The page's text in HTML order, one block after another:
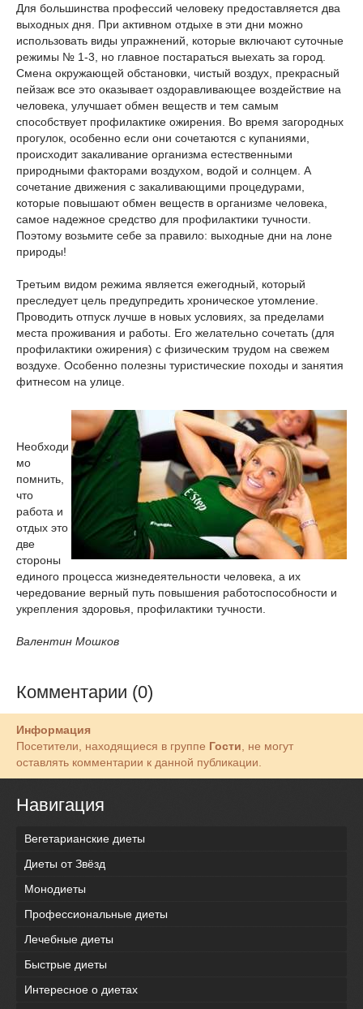
Для большинства профессий человеку предоставляется два
выходных дня. При активном отдыхе в эти дни можно
использовать виды упражнений, которые включают суточные
режимы № 1-3, но главное постараться выехать за город.
Смена окружающей обстановки, чистый воздух, прекрасный
пейзаж все это оказывает оздоравливающее воздействие на
человека, улучшает обмен веществ и тем самым
способствует профилактике ожирения. Во время загородных
прогулок, особенно если они сочетаются с купаниями,
происходит закаливание организма естественными
природными факторами воздухом, водой и солнцем. А
сочетание движения с закаливающими процедурами,
которые повышают обмен веществ в организме человека,
самое надежное средство для профилактики тучности.
Поэтому возьмите себе за правило: выходные дни на лоне
природы!
Третьим видом режима является ежегодный, который
преследует цель предупредить хроническое утомление.
Проводить отпуск лучше в новых условиях, за пределами
места проживания и работы. Его желательно сочетать (для
профилактики ожирения) с физическим трудом на свежем
воздухе. Особенно полезны туристические походы и занятия
фитнесом на улице.
Необходи
мо
помнить,
что
работа и
отдых это
две
стороны
единого процесса жизнедеятельности человека, а их
чередование верный путь повышения работоспособности и
укрепления здоровья, профилактики тучности.
Валентин Мошков
Комментарии (0)
Информация
Посетители, находящиеся в группе Гости , не могут
оставлять комментарии к данной публикации.
Навигация
Вегетарианские диеты
Диеты от Звёзд
Монодиеты
Профессиональные диеты
Лечебные диеты
Быстрые диеты
Интересное о диетах